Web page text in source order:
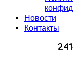
Новости
Контакты